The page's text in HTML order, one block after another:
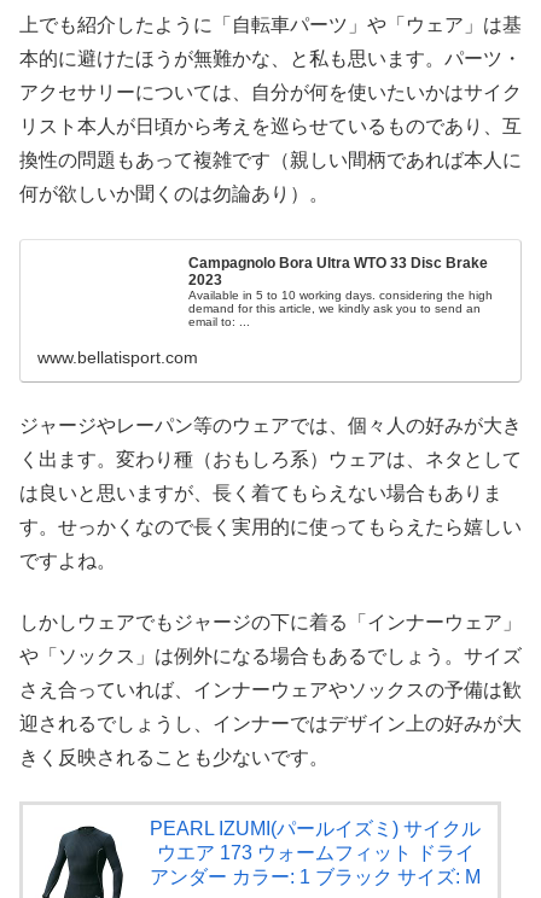
上でも紹介したように「自転車パーツ」や「ウェア」は基
本的に避けたほうが無難かな、と私も思います。パーツ・
アクセサリーについては、自分が何を使いたいかはサイク
リスト本人が日頃から考えを巡らせているものであり、互
換性の問題もあって複雑です（親しい間柄であれば本人に
何が欲しいか聞くのは勿論あり）。
Campagnolo Bora Ultra WTO 33 Disc Brake
2023
Available in 5 to 10 working days. considering the high
demand for this article, we kindly ask you to send an
email to: ...
www.bellatisport.com
ジャージやレーパン等のウェアでは、個々人の好みが大き
く出ます。変わり種（おもしろ系）ウェアは、ネタとして
は良いと思いますが、長く着てもらえない場合もありま
す。せっかくなので長く実用的に使ってもらえたら嬉しい
ですよね。
しかしウェアでもジャージの下に着る「インナーウェア」
や「ソックス」は例外になる場合もあるでしょう。サイズ
さえ合っていれば、インナーウェアやソックスの予備は歓
迎されるでしょうし、インナーではデザイン上の好みが大
きく反映されることも少ないです。
PEARL IZUMI(パールイズミ) サイクル
ウエア 173 ウォームフィット ドライ
アンダー カラー: 1 ブラック サイズ: M